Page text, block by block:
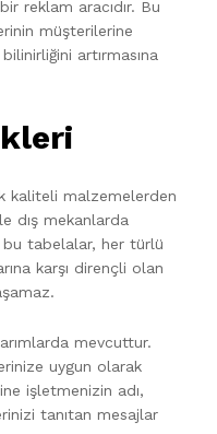
reklam aracıdır. Bu
müşterilerine
artırmasına
kaliteli malzemelerden
dış mekanlarda
bu tabelalar, her türlü
karşı dirençli olan
mevcuttur.
uygun olarak
işletmenizin adı,
tanıtan mesajlar